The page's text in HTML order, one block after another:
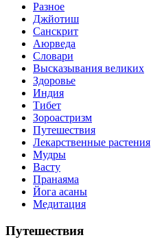
Разное
Джйотиш
Санскрит
Аюрведа
Словари
Высказывания великих
Здоровье
Индия
Тибет
Зороастризм
Путешествия
Лекарственные растения
Мудры
Васту
Пранаяма
Йога асаны
Медитация
Путешествия